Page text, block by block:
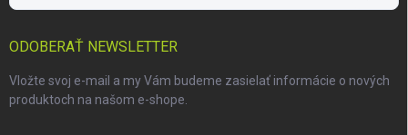
ODOBERAŤ NEWSLETTER
Vložte svoj e-mail a my Vám budeme zasielať informácie o nových
produktoch na našom e-shope.